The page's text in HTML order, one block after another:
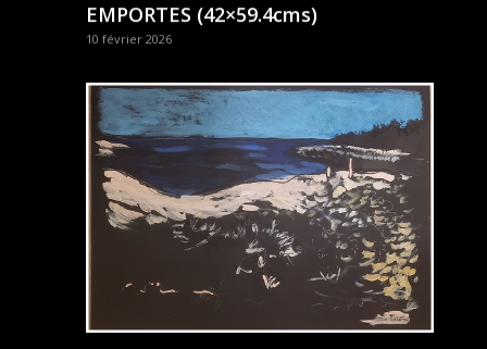
EMPORTES (42×59.4cms)
10 février 2026